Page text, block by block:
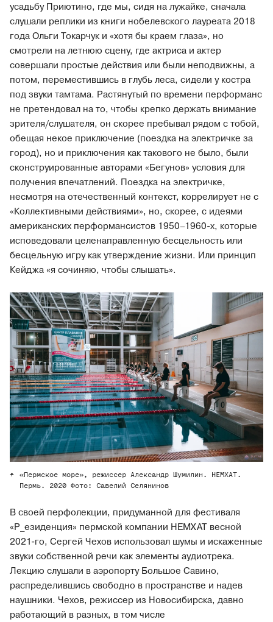
усадьбу Приютино, где мы, сидя на лужайке, сначала
слушали реплики из книги нобелевского лауреата 2018
года Ольги Токарчук и «хотя бы краем глаза», но
смотрели на летнюю сцену, где актриса и актер
совершали простые действия или были неподвижны, а
потом, переместившись в глубь леса, сидели у костра
под звуки тамтама. Растянутый по времени перформанс
не претендовал на то, чтобы крепко держать внимание
зрителя/слушателя, он скорее пребывал рядом с тобой,
обещая некое приключение (поездка на электричке за
город), но и приключения как такового не было, были
сконструированные авторами «Бегунов» условия для
получения впечатлений. Поездка на электричке,
несмотря на отечественный контекст, коррелирует не с
«Коллективными действиями», но, скорее, с идеями
американских перформансистов 1950–1960-х, которые
исповедовали целенаправленную бесцельность или
бесцельную игру как утверждение жизни. Или принцип
Кейджа «я сочиняю, чтобы слышать».
«Пермское море», режиссер Александр Шумилин. НЕМХАТ.
Пермь. 2020 Фото: Савелий Селянинов
В своей перфолекции, придуманной для фестиваля
«Р_езиденция» пермской компании НЕМХАТ весной
2021-го, Сергей Чехов использовал шумы и искаженные
звуки собственной речи как элементы аудиотрека.
Лекцию слушали в аэропорту Большое Савино,
распределившись свободно в пространстве и надев
наушники. Чехов, режиссер из Новосибирска, давно
работающий в разных, в том числе